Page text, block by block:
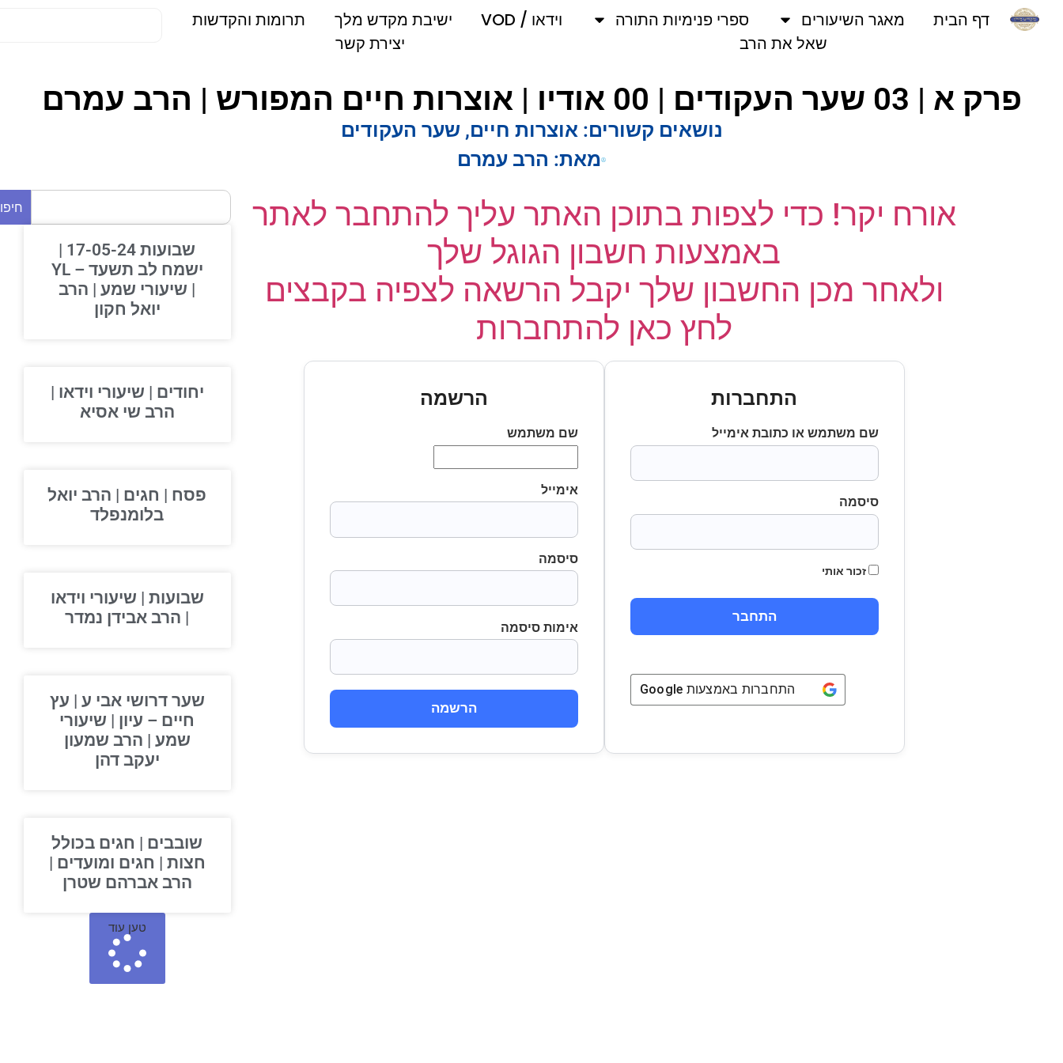
דף הבית מאגר השיעורים ספרי פנימיות התורה וידאו / VOD ישיבת מקדש מלך
תרומות והקדשות
שאל את הרב
יצירת קשר
פרק א | 03 שער העקודים | 00 אודיו | אוצרות חיים המפורש | הרב עמרם
נושאים קשורים: אוצרות חיים,שער העקודים
מאת:הרב עמרם
אורח יקר! כדי לצפות בתוכן האתר עליך להתחבר לאתר
באמצעות חשבון הגוגל שלך
ולאחר מכן החשבון שלך יקבל הרשאה לצפיה בקבצים
לחץ כאן להתחברות
התחברות
שם משתמש או כתובת אימייל
סיסמה
זכור אותי
התחברות באמצעותGoogle
הרשמה
שם משתמש
אימייל
סיסמה
אימות סיסמה
הרשמה
חיפוש
שבועות 17-05-24 |
ישמח לב תשעד – YL
| שיעורי שמע | הרב
יואל חקון
יחודים | שיעורי וידאו |
הרב שי אסיא
פסח | חגים | הרב יואל
בלומנפלד
שבועות | שיעורי וידאו
| הרב אבידן נמדר
שער דרושי אבי ע | עץ
חיים – עיון | שיעורי
שמע | הרב שמעון
יעקב דהן
שובבים | חגים בכולל
חצות | חגים ומועדים |
הרב אברהם שטרן
טען עוד